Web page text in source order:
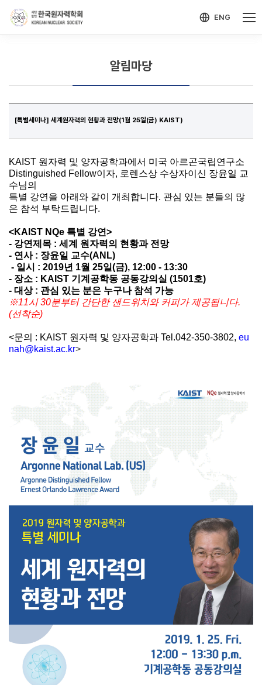
ENG
알림마당
[특별세미나] 세계원자력의 현황과 전망(1월 25일(금) KAIST)
KAIST 원자력 및 양자공학과에서 미국 아르곤국립연구소
Distinguished Fellow이자, 로렌스상 수상자이신 장윤일 교
수님의
특별 강연을 아래와 같이 개최합니다. 관심 있는 분들의 많
은 참석 부탁드립니다.
<KAIST NQe 특별 강연>
- 강연제목 : 세계 원자력의 현황과 전망
- 연사 : 장윤일 교수(ANL)
- 일시 : 2019년 1월 25일(금), 12:00 - 13:30
- 장소 : KAIST 기계공학동 공동강의실 (1501호)
- 대상 : 관심 있는 분은 누구나 참석 가능
※11시 30분부터 간단한 샌드위치와 커피가 제공됩니다.
(선착순)
<문의 : KAIST 원자력 및 양자공학과 Tel.042-350-3802, eu
nah@kaist.ac.kr>